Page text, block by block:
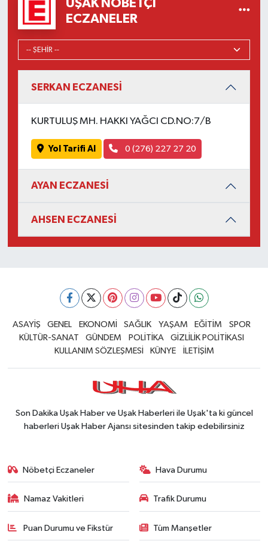
UŞAK NÖBETÇI
ECZANELER
SERKAN ECZANESİ
KURTULUŞ MH. HAKKI YAĞCI CD.NO:7/B
Yol Tarifi Al 0 (276) 227 27 20
AYAN ECZANESİ
AHSEN ECZANESİ
ASAYİŞ GENEL EKONOMİ SAĞLIK YAŞAM EĞİTİM
SPOR
KÜLTÜR-SANAT
GÜNDEM POLİTİKA
GİZLİLİK POLİTİKASI
KULLANIM SÖZLEŞMESİ
KÜNYE İLETİŞİM
Son Dakika Uşak Haber ve Uşak Haberleri ile Uşak'ta ki güncel
haberleri Uşak Haber Ajansı sitesinden takip edebilirsiniz
Nöbetçi Eczaneler Hava Durumu
Namaz Vakitleri Trafik Durumu
Puan Durumu ve Fikstür Tüm Manşetler